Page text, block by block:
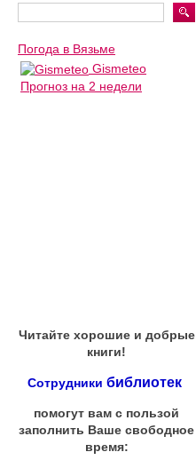
Погода в Вязьме
Gismeteo
Прогноз на 2 недели
Читайте хорошие и добрые
книги!
Сотрудники библиотек
помогут вам с пользой
заполнить Ваше свободное
время: